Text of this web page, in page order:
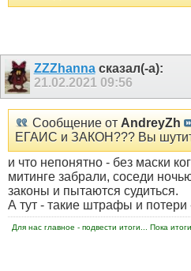
ZZZhannaсказал(-а):
21.02.2021 09:56
Сообщение от AndreyZh
ЕГАИС и ЗАКОН??? Вы
и что непонятно - без маски
митинге забрали, соседи
законы и пытаются судиться.
А тут - такие штрафы и
Для нас главное - подвести итоги... Пока